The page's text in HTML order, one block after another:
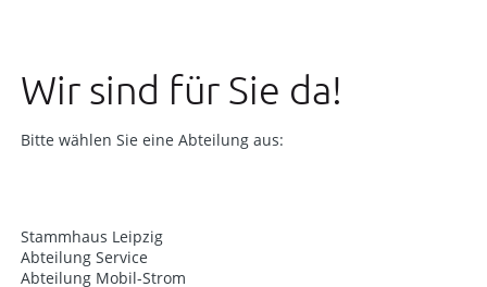
Wir sind für Sie da!
Bitte wählen Sie eine Abteilung aus:
Stammhaus Leipzig
Abteilung Service
Abteilung Mobil-Strom